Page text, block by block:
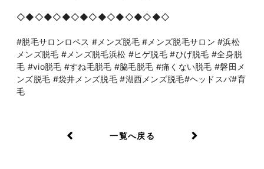
◇◆◇◆◇◆◇◆◇◆◇◆◇◆◇◆◇
#脱毛サロンロペス #メンズ脱毛 #メンズ脱毛サロン #浜松
メンズ脱毛 #メンズ脱毛浜松 #ヒゲ脱毛 #ひげ脱毛 #全身脱
毛 #vio脱毛 #すね毛脱毛 #脇毛脱毛 #痛くない脱毛 #磐田メ
ンズ脱毛 #袋井メンズ脱毛 #湖西メンズ脱毛#ヘッドスパ#育
毛
一覧へ戻る